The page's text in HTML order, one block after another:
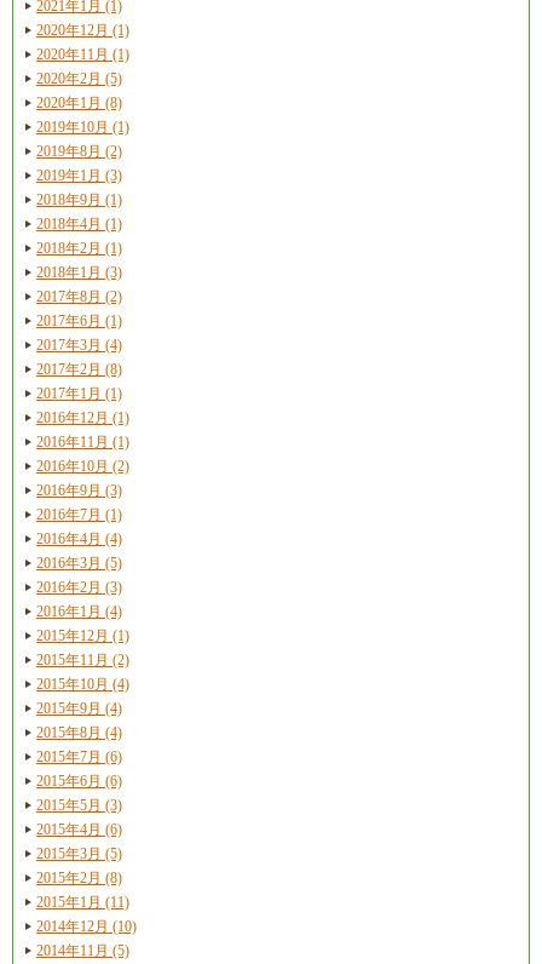
2021年1月 (1)
2020年12月 (1)
2020年11月 (1)
2020年2月 (5)
2020年1月 (8)
2019年10月 (1)
2019年8月 (2)
2019年1月 (3)
2018年9月 (1)
2018年4月 (1)
2018年2月 (1)
2018年1月 (3)
2017年8月 (2)
2017年6月 (1)
2017年3月 (4)
2017年2月 (8)
2017年1月 (1)
2016年12月 (1)
2016年11月 (1)
2016年10月 (2)
2016年9月 (3)
2016年7月 (1)
2016年4月 (4)
2016年3月 (5)
2016年2月 (3)
2016年1月 (4)
2015年12月 (1)
2015年11月 (2)
2015年10月 (4)
2015年9月 (4)
2015年8月 (4)
2015年7月 (6)
2015年6月 (6)
2015年5月 (3)
2015年4月 (6)
2015年3月 (5)
2015年2月 (8)
2015年1月 (11)
2014年12月 (10)
2014年11月 (5)